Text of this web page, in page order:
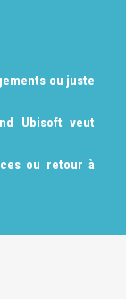
ou juste
Ubisoft veut
ou retour à